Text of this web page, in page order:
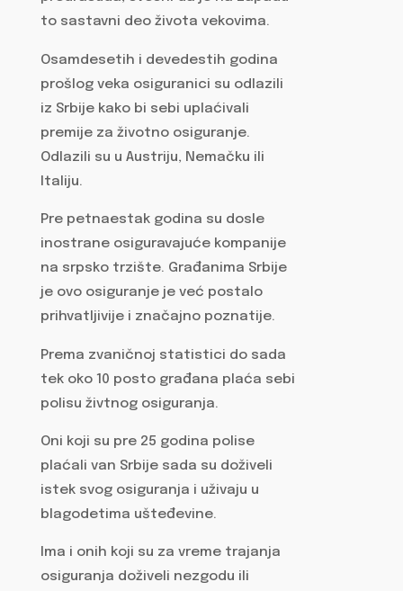
to sastavni deo života vekovima.
Osamdesetih i devedestih godina
prošlog veka osiguranici su odlazili
iz Srbije kako bi sebi uplaćivali
premije za životno osiguranje.
Odlazili su u Austriju, Nemačku ili
Italiju.
Pre petnaestak godina su dosle
inostrane osiguravajuće kompanije
na srpsko trzište. Građanima Srbije
je ovo osiguranje je već postalo
prihvatljivije i značajno poznatije.
Prema zvaničnoj statistici do sada
tek oko 10 posto građana plaća sebi
polisu živtnog osiguranja.
Oni koji su pre 25 godina polise
plaćali van Srbije sada su doživeli
istek svog osiguranja i uživaju u
blagodetima ušteđevine.
Ima i onih koji su za vreme trajanja
osiguranja doživeli nezgodu ili